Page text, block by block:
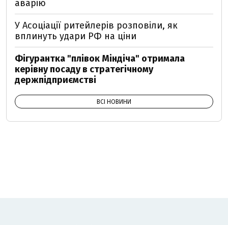
аварію
У Асоціації ритейлерів розповіли, як
вплинуть удари РФ на ціни
Фігурантка "плівок Міндіча" отримала
керівну посаду в стратегічному
держпідприємстві
ВСІ НОВИНИ